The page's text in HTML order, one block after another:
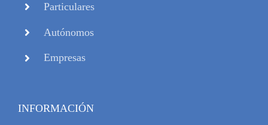
Particulares
Autónomos
Empresas
INFORMACIÓN